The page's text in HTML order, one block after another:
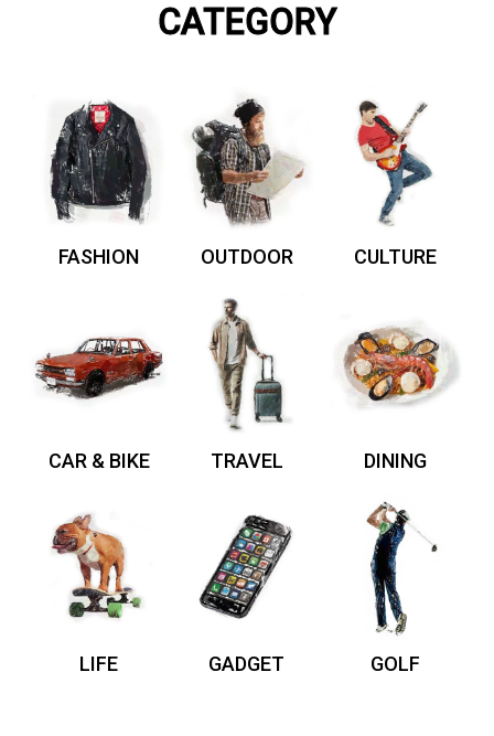
CATEGORY
FASHION OUTDOOR CULTURE
CAR & BIKE TRAVEL DINING
LIFE GADGET GOLF